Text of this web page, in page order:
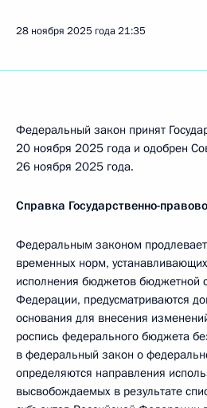
28 ноября 2025 года21:35
Федеральный закон принят
20 ноября 2025 года и одобрен
26 ноября 2025 года.
Справка Государственно-
Федеральным законом
временных норм,
исполнения бюджетов бюджетной
Федерации, предусматриваются
основания для внесения
роспись федерального бюджета
в федеральный закон о
определяются направления
высвобождаемых в результате